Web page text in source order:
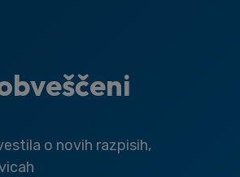
o novih razpisih,